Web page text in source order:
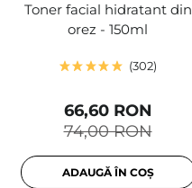
Toner facial hidratant din
orez - 150ml
302
74,00 RON
66,60 RON
ADAUGĂ ÎN COȘ